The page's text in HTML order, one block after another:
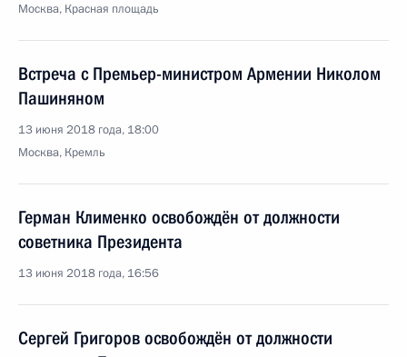
Москва, Красная площадь
Встреча с Премьер-министром Армении Николом
Пашиняном
13 июня 2018 года, 18:00
Москва, Кремль
Герман Клименко освобождён от должности
советника Президента
13 июня 2018 года, 16:56
Сергей Григоров освобождён от должности